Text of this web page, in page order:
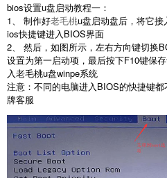
bios设置u盘启动教程一：
1、 制作好老毛桃u盘启动盘后，将它
ios快捷键进入BIOS界面
2、 然后，如图所示，左右方向键切换
设置为第一启动项，最后按下F10键保
入老毛桃u盘winpe系统
注意：不同的电脑进入BIOS的快捷键
牌客服